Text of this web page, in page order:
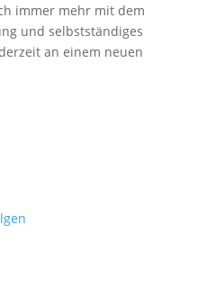
immer mehr mit dem
und selbstständiges
an einem neuen